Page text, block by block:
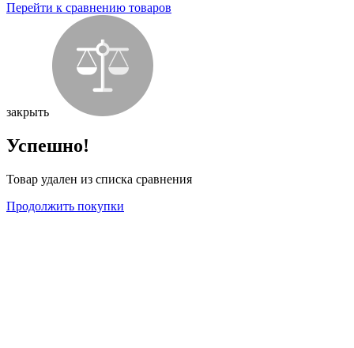
Перейти к сравнению товаров
закрыть
Успешно!
Товар удален из списка сравнения
Продолжить покупки